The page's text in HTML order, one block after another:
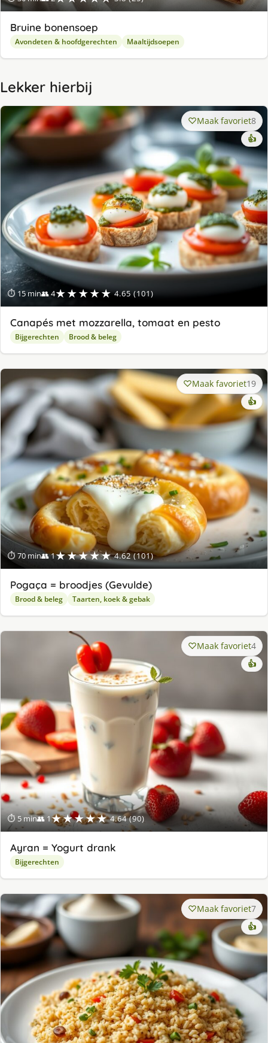
Bruine bonensoep
Avondeten & hoofdgerechten Maaltijdsoepen
Lekker hierbij
⏱ 15 min👥 4★★★★★ 4.65 (101)
Maak favoriet8
👍
Canapés met mozzarella, tomaat en pesto
Bijgerechten Brood & beleg
⏱ 70 min👥 1★★★★★ 4.62 (101)
Maak favoriet19
👍
Pogaça = broodjes (Gevulde)
Brood & beleg Taarten, koek & gebak
⏱ 5 min👥 1★★★★★ 4.64 (90)
Maak favoriet4
👍
Ayran = Yogurt drank
Bijgerechten
Maak favoriet7
👍